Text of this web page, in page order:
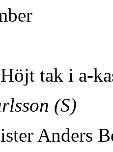
tak i a-
(S)
Anders